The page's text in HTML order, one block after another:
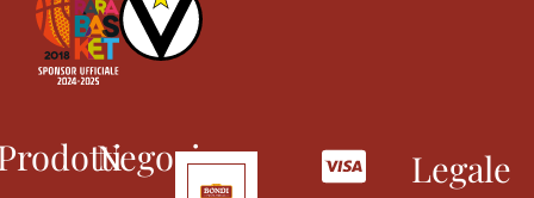
Negozio Legale